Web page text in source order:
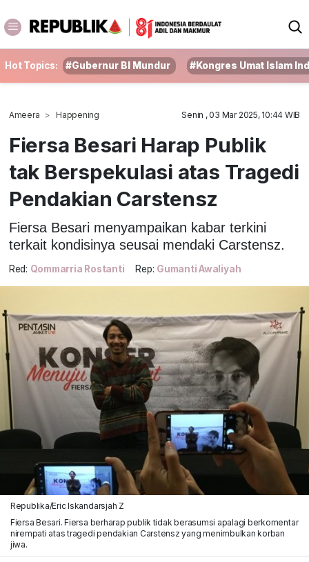
Hot Topics: #Gubernur BI Mundur #Kongres Umat Islam
Ameera Happening Senin , 03 Mar 2025, 10:44 WIB
Fiersa Besari Harap Publik
tak Berspekulasi atas Tragedi
Pendakian Carstensz
Fiersa Besari menyampaikan kabar terkini
terkait kondisinya seusai mendaki Carstensz.
Red: Qommarria Rostanti Rep: Gumanti Awaliyah
Republika/Eric Iskandarsjah Z
Fiersa Besari. Fiersa berharap publik tidak berasumsi apalagi berkomentar
nirempati atas tragedi pendakian Carstensz yang menimbulkan korban
jiwa.